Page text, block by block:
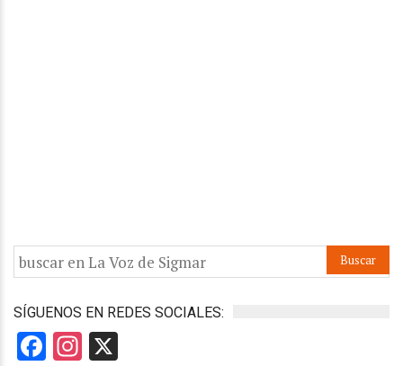
SÍGUENOS EN REDES SOCIALES:
Facebook
Instagram